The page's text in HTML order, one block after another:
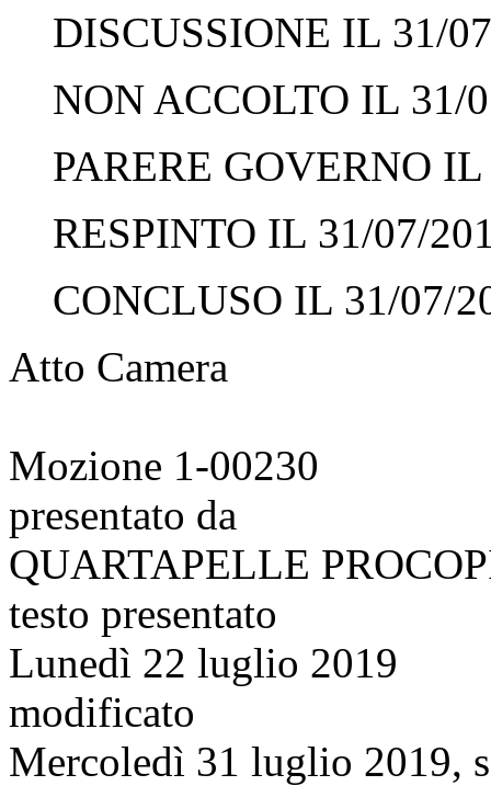
DISCUSSIONE IL 31/
NON ACCOLTO IL 31/
PARERE GOVERNO
RESPINTO IL 31/07/
CONCLUSO IL 31/07/
Atto Camera
Mozione 1-00230
presentato da
QUARTAPELLE
testo presentato
Lunedì 22 luglio 2019
modificato
Mercoledì 31 luglio 2019,